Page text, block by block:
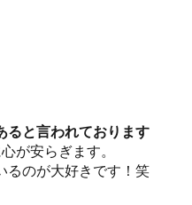
ると言われております
が安らぎます。
るのが大好きです！笑